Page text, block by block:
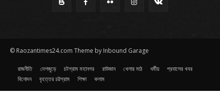
© Raozantimes24.com Theme by Inbound Garage
রাজনীতি দেশজুড়ে চটগ্রাম মহানগর রাউজান খেলার মাঠ ধর্মীয়
প্রবাসের খবর
বিনোদন
বৃহত্তর চট্টগ্রাম শিক্ষা কলাম